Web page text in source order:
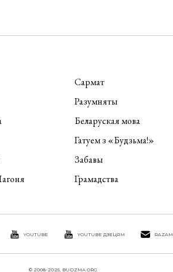
Сармат
Разумняты
Беларуская мова
Гатуем з «Будзьма!»
Забавы
Грамадства
YOUTUBE YOUTUBE ДЗЕЦЯМ
© 2008-2025, BUDZMA.ORG